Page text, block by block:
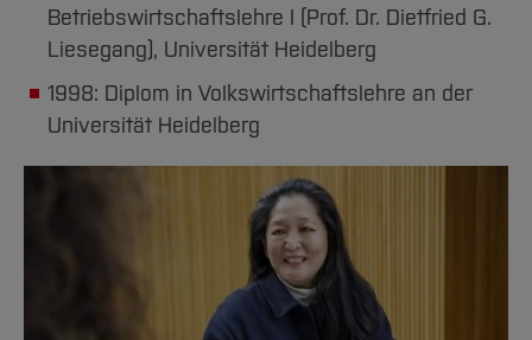
Betriebswirtschaftslehre I (Prof. Dr. Dietfried G.
Liesegang), Universität Heidelberg
1998: Diplom in Volkswirtschaftslehre an der
Universität Heidelberg